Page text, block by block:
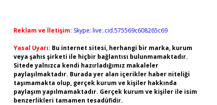
Reklam ve İletişim: Skype: live:.cid.575569c608265c69
Yasal Uyarı: Bu internet sitesi, herhangi bir marka, kurum
veya şahıs şirketi ile hiçbir bağlantısı bulunmamaktadır.
Sitede yalnızca kendi hazırladığımız makaleler
paylaşılmaktadır. Burada yer alan içerikler haber niteliği
taşımamakta olup, gerçek kurum ve kişiler hakkında
paylaşım yapılmamaktadır. Gerçek kurum ve kişiler ile isim
benzerlikleri tamamen tesadüfidir.